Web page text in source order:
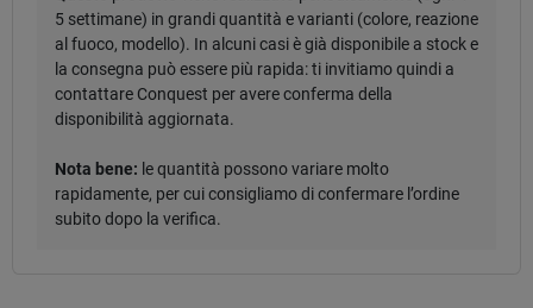
5 settimane) in grandi quantità e varianti (colore, reazione
al fuoco, modello). In alcuni casi è già disponibile a stock e
la consegna può essere più rapida: ti invitiamo quindi a
contattare Conquest per avere conferma della
disponibilità aggiornata.
Nota bene: le quantità possono variare molto
rapidamente, per cui consigliamo di confermare l’ordine
subito dopo la verifica.